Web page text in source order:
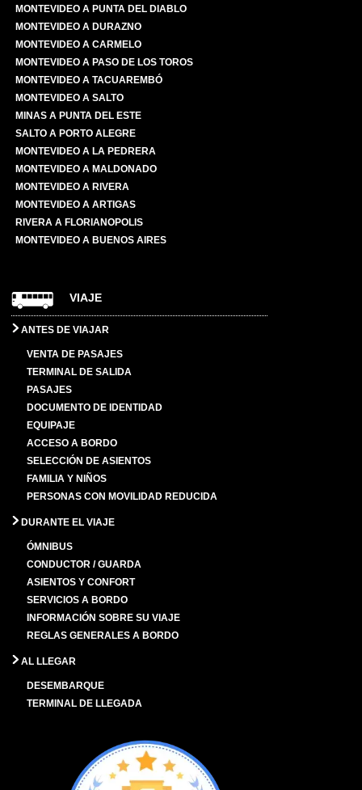
MONTEVIDEO A PUNTA DEL DIABLO
MONTEVIDEO A DURAZNO
MONTEVIDEO A CARMELO
MONTEVIDEO A PASO DE LOS TOROS
MONTEVIDEO A TACUAREMBÓ
MONTEVIDEO A SALTO
MINAS A PUNTA DEL ESTE
SALTO A PORTO ALEGRE
MONTEVIDEO A LA PEDRERA
MONTEVIDEO A MALDONADO
MONTEVIDEO A RIVERA
MONTEVIDEO A ARTIGAS
RIVERA A FLORIANOPOLIS
MONTEVIDEO A BUENOS AIRES
VIAJE
ANTES DE VIAJAR
VENTA DE PASAJES
TERMINAL DE SALIDA
PASAJES
DOCUMENTO DE IDENTIDAD
EQUIPAJE
ACCESO A BORDO
SELECCIÓN DE ASIENTOS
FAMILIA Y NIÑOS
PERSONAS CON MOVILIDAD REDUCIDA
DURANTE EL VIAJE
ÓMNIBUS
CONDUCTOR / GUARDA
ASIENTOS Y CONFORT
SERVICIOS A BORDO
INFORMACIÓN SOBRE SU VIAJE
REGLAS GENERALES A BORDO
AL LLEGAR
DESEMBARQUE
TERMINAL DE LLEGADA